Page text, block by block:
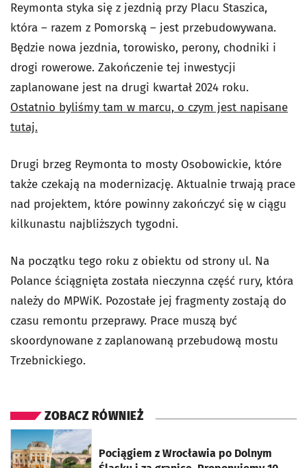
Reymonta styka się z jezdnią przy Placu Staszica,
która – razem z Pomorską – jest przebudowywana.
Będzie nowa jezdnia, torowisko, perony, chodniki i
drogi rowerowe. Zakończenie tej inwestycji
zaplanowane jest na drugi kwartał 2024 roku.
Ostatnio byliśmy tam w marcu, o czym jest napisane
tutaj.
Drugi brzeg Reymonta to mosty Osobowickie, które
także czekają na modernizację. Aktualnie trwają prace
nad projektem, które powinny zakończyć się w ciągu
kilkunastu najbliższych tygodni.
Na początku tego roku z obiektu od strony ul. Na
Polance ściągnięta została nieczynna część rury, która
należy do MPWiK. Pozostałe jej fragmenty zostają do
czasu remontu przeprawy. Prace muszą być
skoordynowane z zaplanowaną przebudową mostu
Trzebnickiego.
ZOBACZ RÓWNIEŻ
Pociągiem z Wrocławia po Dolnym
otworzy się w nowej karcie